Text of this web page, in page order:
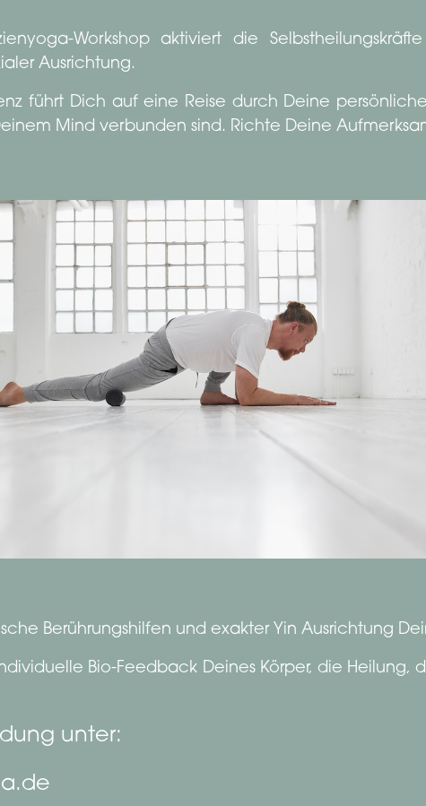
Workshop aktiviert die
Ausrichtung.
führt Dich auf eine Reise durch Deine
Mind verbunden sind. Richte Deine
Berührungshilfen und exakter Yin Ausrichtung
Bio-Feedback Deines Körper, die Heilung,
unter: